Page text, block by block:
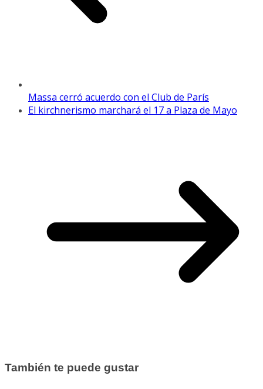
Massa cerró acuerdo con el Club de París
El kirchnerismo marchará el 17 a Plaza de Mayo
También te puede gustar